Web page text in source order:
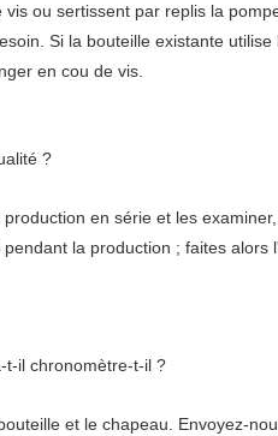
ou sertissent par replis la
Si la bouteille existante
en cou de vis.
?
en série et les
la production ; faites
t-il chronomètre-t-il ?
et le chapeau. Envoyez-